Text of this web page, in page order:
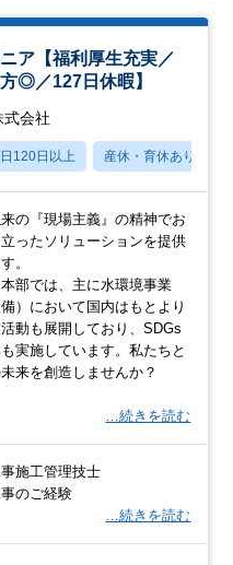
ア【福利厚生充実／
◎／127日休暇】
式会社
120日以上 産休・育休あり
の『現場主義』の精神でお
ったソリューションを提供
。
部では、主に水環境事業
備）において国内はもとより
動も展開しており、SDGs
実施しています。私たちと
来を創造しませんか？
…続きを読む
施工管理技士
のご経験
…続きを読む